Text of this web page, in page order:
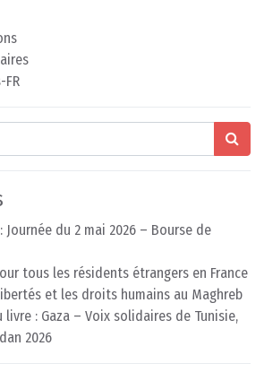
du 2 mai 2026 – Bourse de
tous les résidents étrangers en France
et les droits humains au Maghreb
livre : Gaza – Voix solidaires de Tunisie,
2026